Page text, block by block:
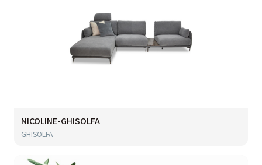
NICOLINE-GHISOLFA
GHISOLFA